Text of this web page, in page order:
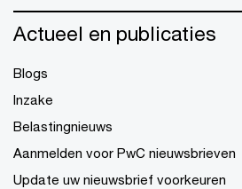
Actueel en publicaties
Blogs
Inzake
Belastingnieuws
Aanmelden voor PwC nieuwsbrieven
Update uw nieuwsbrief voorkeuren